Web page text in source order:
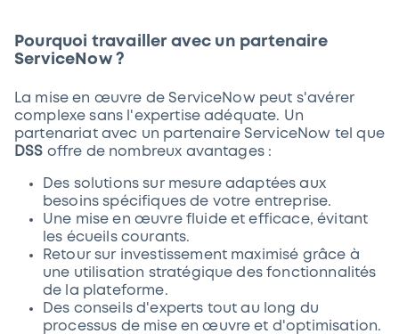
Pourquoi travailler avec un partenaire
ServiceNow ?
La mise en œuvre de ServiceNow peut s'avérer
complexe sans l'expertise adéquate. Un
partenariat avec un partenaire ServiceNow tel que
DSS offre de nombreux avantages :
Des solutions sur mesure adaptées aux
besoins spécifiques de votre entreprise.
Une mise en œuvre fluide et efficace, évitant
les écueils courants.
Retour sur investissement maximisé grâce à
une utilisation stratégique des fonctionnalités
de la plateforme.
Des conseils d'experts tout au long du
processus de mise en œuvre et d'optimisation.